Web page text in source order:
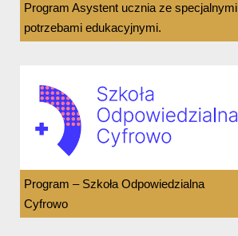
Program Asystent ucznia ze specjalnymi
potrzebami edukacyjnymi.
Program – Szkoła Odpowiedzialna
Cyfrowo